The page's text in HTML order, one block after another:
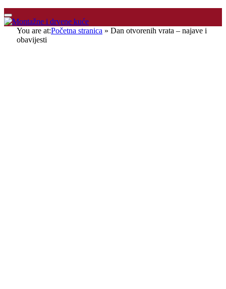
You are at:Početna stranica » Dan otvorenih vrata – najave i
obavijesti